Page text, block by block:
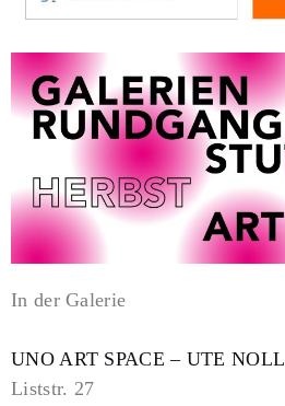
In der Galerie
UNO ART SPACE – UTE NOLL
Liststr. 27